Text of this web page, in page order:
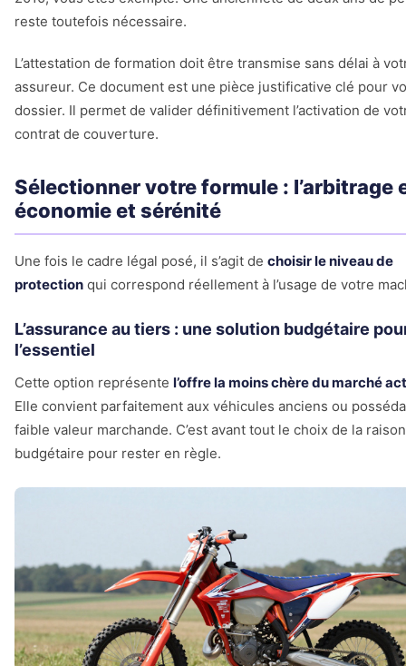
reste toutefois nécessaire.
L’attestation de formation doit être transmise sans délai à
assureur. Ce document est une pièce justificative clé pour
dossier. Il permet de valider définitivement l’activation de
contrat de couverture.
Sélectionner votre formule : l’arbitrage
économie et sérénité
Une fois le cadre légal posé, il s’agit de choisir le niveau de
protection qui correspond réellement à l’usage de votre
L’assurance au tiers : une solution budgétaire
l’essentiel
Cette option représente l’offre la moins chère du marché
Elle convient parfaitement aux véhicules anciens ou
faible valeur marchande. C’est avant tout le choix de la raison
budgétaire pour rester en règle.